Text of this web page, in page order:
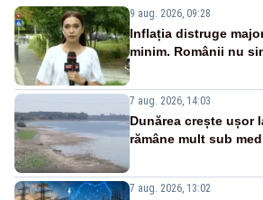
9 aug. 2026, 09:28
Inflația distruge
minim. Românii nu
7 aug. 2026, 14:03
Dunărea crește ușor
rămâne mult sub
7 aug. 2026, 13:02